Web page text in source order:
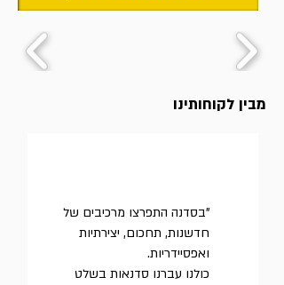
מבין לקוחותינו
"בסדנה התפרצו מרכיבים של
חדשנות, תחכום, יצירתיות
ואפסיידריות.
כולנו עברנו סדנאות בשלט